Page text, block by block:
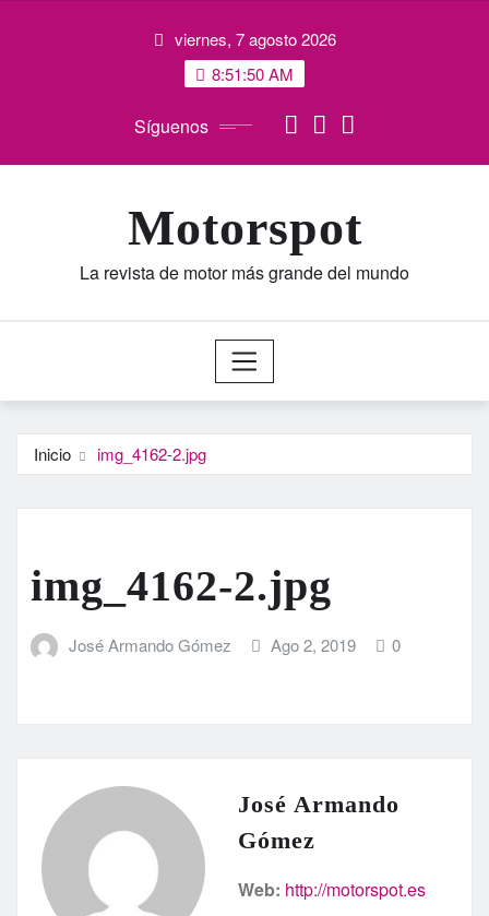
viernes, 7 agosto 2026
8:51:50 AM
Síguenos
Motorspot
La revista de motor más grande del mundo
Inicio img_4162-2.jpg
img_4162-2.jpg
José Armando Gómez Ago 2, 2019 0
José Armando
Gómez
Web: http://motorspot.es